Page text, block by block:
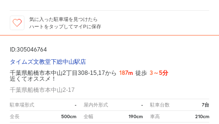
気に入った駐車場を見つけたら
ハートをタップしてマイPに保存
ID:305046764
タイムズ文教堂下総中山駅店
千葉県船橋市本中山2丁目308-15,17から 187m 徒歩 3～5分
近くてオススメ！
千葉県船橋市本中山2-17
駐車場形式 - 屋内外形式 - 駐車台数 7台
全長 500cm 全幅 190cm 車高 210cm